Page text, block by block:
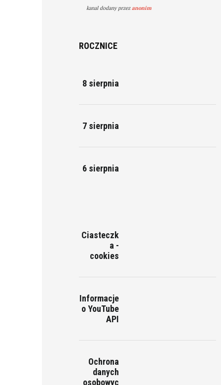
kanal dodany przezanonim
ROCZNICE
8 sierpnia
7 sierpnia
6 sierpnia
Ciasteczk
a -
cookies
Informacje
o YouTube
API
Ochrona
danych
osobowyc